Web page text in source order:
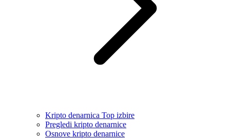
Kripto denarnica Top izbire
Pregledi kripto denarnice
Osnove kripto denarnice